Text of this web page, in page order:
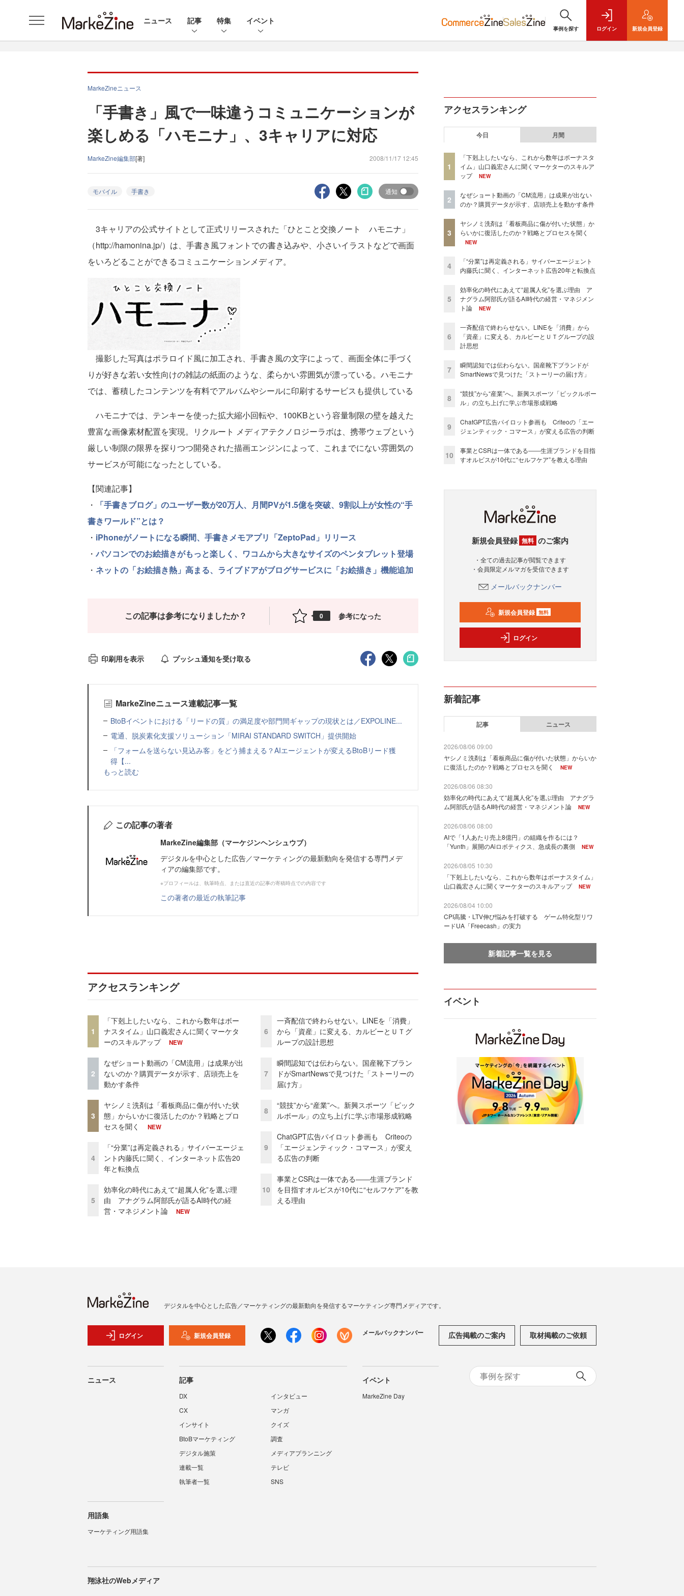
ニュース 記事 特集 イベント
事例を探す ログイン 新規会員登録
MarkeZineニュース
「手書き」風で一味違うコミュニケーションが
楽しめる「ハモニナ」、3キャリアに対応
MarkeZine編集部[著] 2008/11/17 12:45
モバイル 手書き 通知
3キャリアの公式サイトとして正式リリースされた「ひとこと交換ノート ハモニナ」
（http://hamonina.jp/）は、手書き風フォントでの書き込みや、小さいイラストなどで画面
をいろどることができるコミュニケーションメディア。
撮影した写真はポラロイド風に加工され、手書き風の文字によって、画面全体に手づく
りが好きな若い女性向けの雑誌の紙面のような、柔らかい雰囲気が漂っている。ハモニナ
では、蓄積したコンテンツを有料でアルバムやシールに印刷するサービスも提供している
ハモニナでは、テンキーを使った拡大縮小回転や、100KBという容量制限の壁を越えた
豊富な画像素材配置を実現。リクルート メディアテクノロジーラボは、携帯ウェブという
厳しい制限の限界を探りつつ開発された描画エンジンによって、これまでにない雰囲気の
サービスが可能になったとしている。
【関連記事】
・
「手書きブログ」のユーザー数が20万人、月間PVが1.5億を突破、9割以上が女性の“手
書きワールド”とは？
・ iPhoneがノートになる瞬間、手書きメモアプリ「ZeptoPad」リリース
・ パソコンでのお絵描きがもっと楽しく、ワコムから大きなサイズのペンタブレット登場
・ ネットの「お絵描き熱」高まる、ライブドアがブログサービスに「お絵描き」機能追加
この記事は参考になりましたか？ 0 参考になった
印刷用を表示 プッシュ通知を受け取る
MarkeZineニュース連載記事一覧
BtoBイベントにおける「リードの質」の満足度や部門間ギャップの現状とは／EXPOLINE...
電通、脱炭素化支援ソリューション「MIRAI STANDARD SWITCH」提供開始
「フォームを送らない見込み客」をどう捕まえる？AIエージェントが変えるBtoBリード獲
得【...
もっと読む
この記事の著者
MarkeZine編集部（マーケジンヘンシュウブ）
デジタルを中心とした広告／マーケティングの最新動向を発信する専門メデ
ィアの編集部です。
※プロフィールは、執筆時点、または直近の記事の寄稿時点での内容です
この著者の最近の執筆記事
アクセスランキング
1
「下剋上したいなら、これから数年はボー
ナスタイム」山口義宏さんに聞くマーケタ
ーのスキルアップ
NEW
2
なぜショート動画の「CM流用」は成果が出
ないのか？購買データが示す、店頭売上を
動かす条件
3
ヤシノミ洗剤は「看板商品に傷が付いた状
態」からいかに復活したのか？戦略とプロ
セスを聞く
NEW
4
「“分業”は再定義される」サイバーエージェ
ント内藤氏に聞く、インターネット広告20
年と転換点
5
効率化の時代にあえて“超属人化”を選ぶ理
由 アナグラム阿部氏が語るAI時代の経
営・マネジメント論
NEW
6
一斉配信で終わらせない。LINEを「消費」
から「資産」に変える、カルビーとＵＴグ
ループの設計思想
7
瞬間認知では伝わらない。国産靴下ブラン
ドがSmartNewsで見つけた「ストーリーの
届け方」
8
“競技”から“産業”へ。新興スポーツ「ピック
ルボール」の立ち上げに学ぶ市場形成戦略
9
ChatGPT広告パイロット参画も Criteoの
「エージェンティック・コマース」が変え
る広告の判断
10
事業とCSRは一体である――生涯ブランド
を目指すオルビスが10代に“セルフケア”を教
える理由
アクセスランキング
今日 月間
1
「下剋上したいなら、これから数年はボーナスタ
イム」山口義宏さんに聞くマーケターのスキルア
ップ
NEW
2
なぜショート動画の「CM流用」は成果が出ない
のか？購買データが示す、店頭売上を動かす条件
3
ヤシノミ洗剤は「看板商品に傷が付いた状態」か
らいかに復活したのか？戦略とプロセスを聞く
NEW
4
「“分業”は再定義される」サイバーエージェント
内藤氏に聞く、インターネット広告20年と転換点
5
効率化の時代にあえて“超属人化”を選ぶ理由 ア
ナグラム阿部氏が語るAI時代の経営・マネジメン
ト論
NEW
6
一斉配信で終わらせない。LINEを「消費」から
「資産」に変える、カルビーとＵＴグループの設
計思想
7
瞬間認知では伝わらない。国産靴下ブランドが
SmartNewsで見つけた「ストーリーの届け方」
8
“競技”から“産業”へ。新興スポーツ「ピックルボー
ル」の立ち上げに学ぶ市場形成戦略
9
ChatGPT広告パイロット参画も Criteoの「エー
ジェンティック・コマース」が変える広告の判断
10
事業とCSRは一体である――生涯ブランドを目指
すオルビスが10代に“セルフケア”を教える理由
新規会員登録 無料 のご案内
・全ての過去記事が閲覧できます
・会員限定メルマガを受信できます
メールバックナンバー
新規会員登録 無料
ログイン
新着記事
記事 ニュース
2026/08/06 09:00
ヤシノミ洗剤は「看板商品に傷が付いた状態」からいか
に復活したのか？戦略とプロセスを聞く
NEW
2026/08/06 08:30
効率化の時代にあえて“超属人化”を選ぶ理由 アナグラ
ム阿部氏が語るAI時代の経営・マネジメント論
NEW
2026/08/06 08:00
AIで「1人あたり売上8億円」の組織を作るには？
「Yunth」展開のAiロボティクス、急成長の裏側
NEW
2026/08/05 10:30
「下剋上したいなら、これから数年はボーナスタイム」
山口義宏さんに聞くマーケターのスキルアップ
NEW
2026/08/04 10:00
CPI高騰・LTV伸び悩みを打破する ゲーム特化型リワ
ードUA「Freecash」の実力
新着記事一覧を見る
イベント
デジタルを中心とした広告／マーケティングの最新動向を発信するマーケティング専門メディアです。
ログイン 新規会員登録 メールバックナンバー 広告掲載のご案内 取材掲載のご依頼
ニュース 記事
DX
インタビュー
CX
マンガ
インサイト
クイズ
BtoBマーケティング
調査
デジタル施策
メディアプランニング
連載一覧
テレビ
執筆者一覧
SNS
イベント
MarkeZine Day
用語集
マーケティング用語集
翔泳社のWebメディア